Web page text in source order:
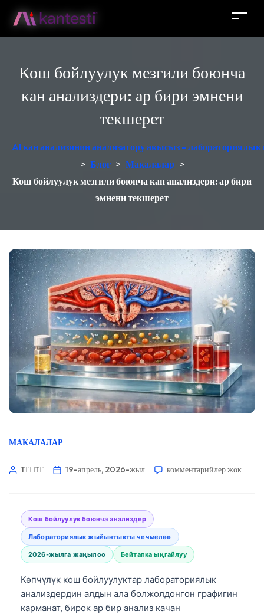
Кош бойлуулук мезгили боюнча
кан анализдери: ар бири эмнени
текшерет
AI кан анализинин анализатору акысыз -
> Блог > Макалалар >
Кош бойлуулук мезгили боюнча кан анализдери: ар бири
эмнени текшерет
МАКАЛАЛАР
1ТП1Т 19-апрель, 2026-жыл комментарийлер жок
Кош бойлуулук боюнча анализдер
Лабораториялык жыйынтыкты чечмелөө
2026-жылга жаңылоо Бейтапка ыңгайлуу
Көпчүлүк кош бойлуулуктар лабораториялык
анализдердин алдын ала болжолдонгон графигин
карманат, бирок ар бир анализ качан